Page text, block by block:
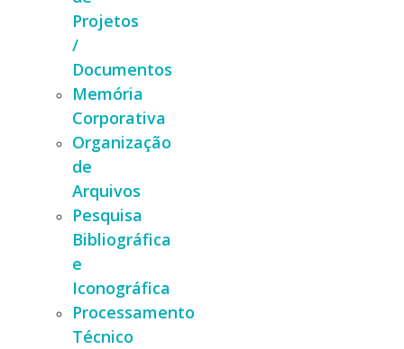
Projetos
/
Documentos
Memória
Corporativa
Organização
de
Arquivos
Pesquisa
Bibliográfica
e
Iconográfica
Processamento
Técnico